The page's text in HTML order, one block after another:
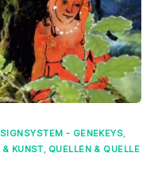
- GENEKEYS
& KUNST QUELLEN & QUELLE